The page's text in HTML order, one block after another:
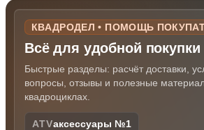
КВАДРОДЕЛ • ПОМОЩЬ
Всё для удобной покупки
Быстрые разделы: расчёт доставки,
вопросы, отзывы и полезные
квадроциклах.
ATVаксессуары №1